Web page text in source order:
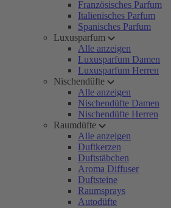
Französisches Parfum
Italienisches Parfum
Spanisches Parfum
Luxusparfum
Alle anzeigen
Luxusparfum Damen
Luxusparfum Herren
Nischendüfte
Alle anzeigen
Nischendüfte Damen
Nischendüfte Herren
Raumdüfte
Alle anzeigen
Duftkerzen
Duftstäbchen
Aroma Diffuser
Duftsteine
Raumsprays
Autodüfte